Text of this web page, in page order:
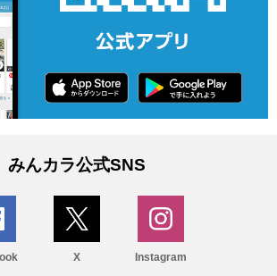
みんカラ公式SNS
X Instagram